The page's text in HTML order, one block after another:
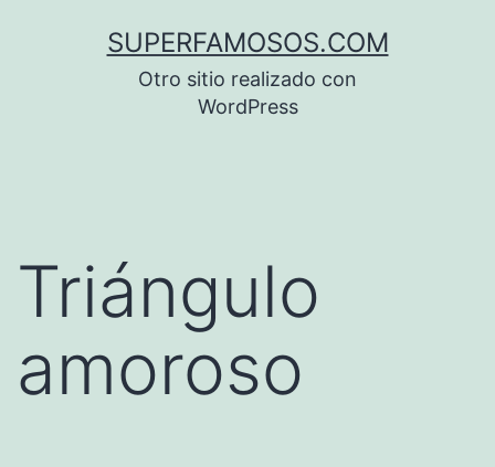
SUPERFAMOSOS.COM
Otro sitio realizado con
WordPress
Triángulo
amoroso